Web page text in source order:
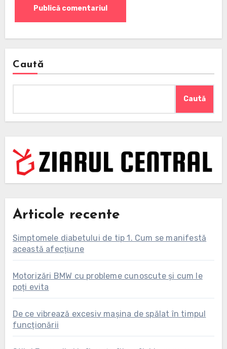
Caută
Caută
Articole recente
Simptomele diabetului de tip 1. Cum se manifestă
această afecțiune
Motorizări BMW cu probleme cunoscute și cum le
poți evita
De ce vibrează excesiv mașina de spălat în timpul
funcționării